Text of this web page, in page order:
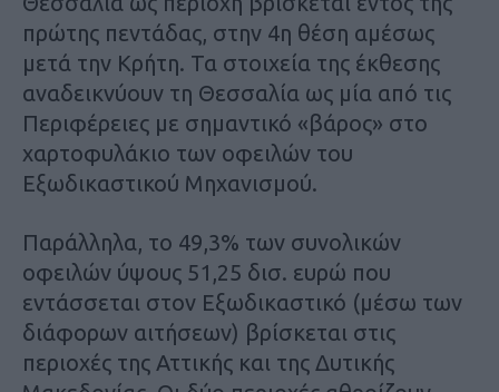
πρώτης πεντάδας, στην 4η θέση αμέσως
μετά την Κρήτη. Τα στοιχεία της έκθεσης
αναδεικνύουν τη Θεσσαλία ως μία από τις
Περιφέρειες με σημαντικό «βάρος» στο
χαρτοφυλάκιο των οφειλών του
Εξωδικαστικού Μηχανισμού.
Παράλληλα, το 49,3% των συνολικών
οφειλών ύψους 51,25 δισ. ευρώ που
εντάσσεται στον Εξωδικαστικό (μέσω των
διάφορων αιτήσεων) βρίσκεται στις
περιοχές της Αττικής και της Δυτικής